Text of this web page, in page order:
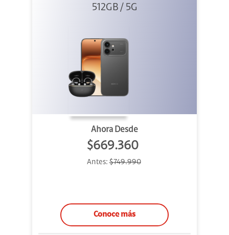
+ Clip 2
512GB / 5G
Ahora Desde
$669.360
Antes:$749.990
Conoce más